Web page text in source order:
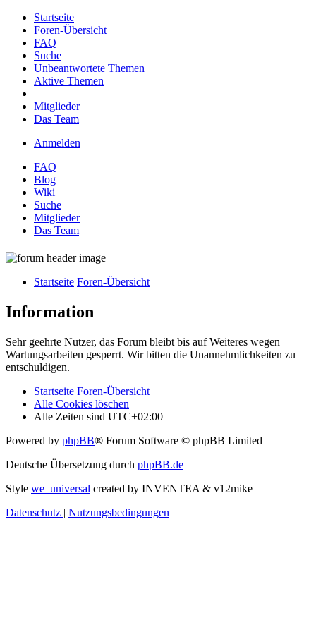
Startseite
Foren-Übersicht
FAQ
Suche
Unbeantwortete Themen
Aktive Themen
Mitglieder
Das Team
Anmelden
FAQ
Blog
Wiki
Suche
Mitglieder
Das Team
Startseite Foren-Übersicht
Information
Sehr geehrte Nutzer, das Forum bleibt bis auf Weiteres wegen
Wartungsarbeiten gesperrt. Wir bitten die Unannehmlichkeiten zu
entschuldigen.
Startseite Foren-Übersicht
Alle Cookies löschen
Alle Zeiten sind UTC+02:00
Powered by phpBB® Forum Software © phpBB Limited
Deutsche Übersetzung durch phpBB.de
Style we_universal created by INVENTEA & v12mike
Datenschutz | Nutzungsbedingungen